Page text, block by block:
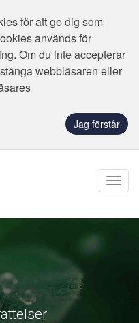
för att ge dig som
används för
Om du inte accepterar
webbläsaren eller
Jag förstår